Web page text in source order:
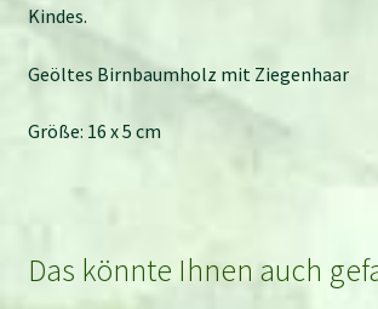
Kindes.
Geöltes Birnbaumholz mit Ziegenhaar
Größe: 16 x 5 cm
Das könnte Ihnen auch